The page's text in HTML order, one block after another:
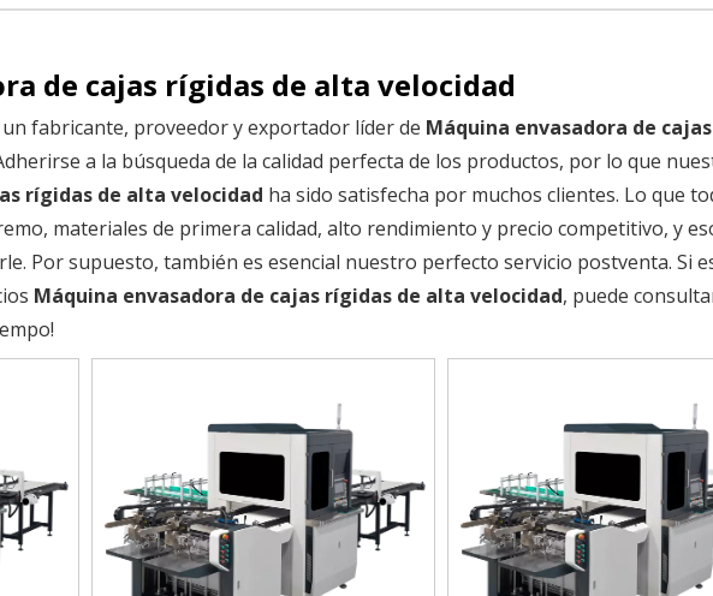
de cajas rígidas de alta velocidad
fabricante, proveedor y exportador líder de Máquina envasadora de
a la búsqueda de la calidad perfecta de los productos, por lo que
rígidas de alta velocidad ha sido satisfecha por muchos clientes. Lo que
materiales de primera calidad, alto rendimiento y precio competitivo, y
Por supuesto, también es esencial nuestro perfecto servicio postventa. Si
Máquina envasadora de cajas rígidas de alta velocidad, puede